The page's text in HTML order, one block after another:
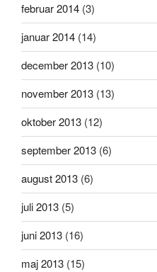
februar 2014 (3)
januar 2014 (14)
december 2013 (10)
november 2013 (13)
oktober 2013 (12)
september 2013 (6)
august 2013 (6)
juli 2013 (5)
juni 2013 (16)
maj 2013 (15)